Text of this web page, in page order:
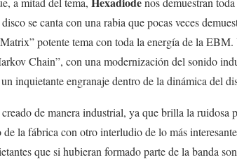
se canta con una rabia que pocas veces
potente tema con toda la energía de la
Chain”, con una modernización del sonido
inquietante engranaje dentro de la dinámica del
de manera industrial, ya que brilla la ruidosa
la fábrica con otro interludio de lo más
que si hubieran formado parte de la banda